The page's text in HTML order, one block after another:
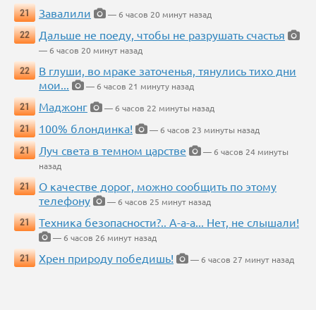
21
Завалили
— 6 часов 20 минут назад
22
Дальше не поеду, чтобы не разрушать счастья
— 6 часов 20 минут назад
22
В глуши, во мраке заточенья, тянулись тихо дни
мои...
— 6 часов 21 минуту назад
21
Маджонг
— 6 часов 22 минуты назад
21
100% блондинка!
— 6 часов 23 минуты назад
21
Луч света в темном царстве
— 6 часов 24 минуты
назад
21
О качестве дорог, можно сообщить по этому
телефону
— 6 часов 25 минут назад
21
Техника безопасности?.. А-а-а... Нет, не слышали!
— 6 часов 26 минут назад
21
Хрен природу победишь! — 6 часов 27 минут назад